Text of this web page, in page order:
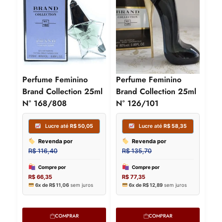
Perfume Feminino
Brand Collection 25ml
N° 168/808
COMPRAR
Perfume Feminino
Brand Collection 25ml
N° 126/101
COMPRAR